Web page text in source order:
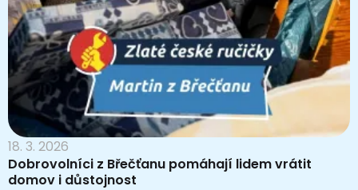
18. 3. 2026
Dobrovolníci z Břečťanu pomáhají lidem vrátit
domov i důstojnost